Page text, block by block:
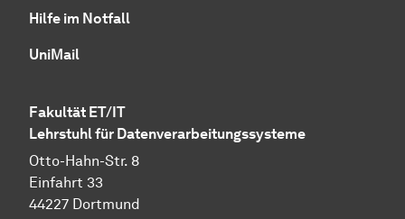
Hilfe im Notfall
UniMail
Fakultät ET/IT
Lehrstuhl für Datenverarbeitungssysteme
Otto-Hahn-Str. 8
Einfahrt 33
44227 Dortmund